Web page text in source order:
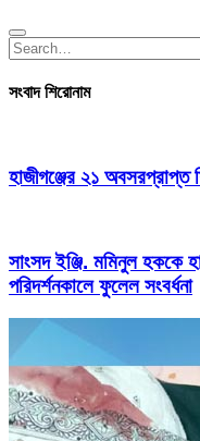
Search
for:
Search
সংবাদ শিরোনাম
হাজীগঞ্জের ২১ অবসরপ্রাপ্ত
সাংসদ ইঞ্জি. মমিনুল হককে
পরিদর্শনকালে ফুলেল সংবর্ধনা